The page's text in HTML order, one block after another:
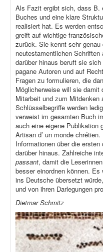
Als Fazit ergibt sich, dass B.
Buches und eine klare
realisiert hat. Es werden
greift auf wichtige
zurück. Sie kennt sehr
neutestamentlichen
darüber hinaus beruft sie
pagane Autoren und auf
Fragen zu formulieren, die
Möglicherweise will sie damit
Mitarbeit und zum Mitdenken
Schlüsselbegriffe werden
verweist im gesamten Buch
auch eine eigene Publikation
Artisan d’ un monde
Informationen über die
darüber hinaus. Zahlreiche
passant, damit die
besser einordnen können.
ins Deutsche übersetzt
und von ihren Darlegungen
Dietmar Schmitz